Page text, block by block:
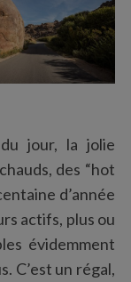
jour, la jolie
des “hot
d’année
actifs, plus ou
évidemment
C’est un régal,